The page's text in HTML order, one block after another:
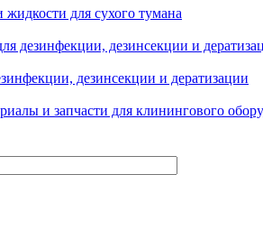
для сухого тумана
дезинфекции, дезинсекции и
дезинсекции и дератизации
и запчасти для клинингового